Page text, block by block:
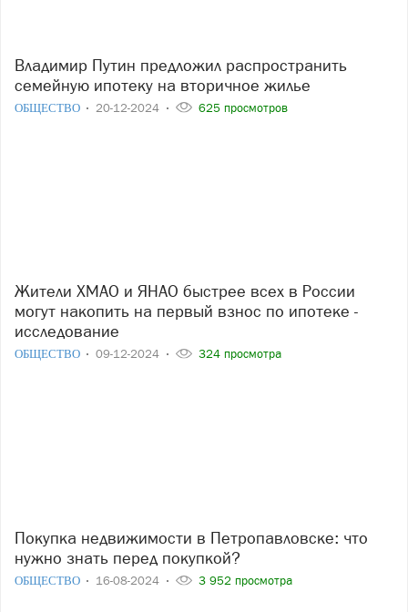
Владимир Путин предложил распространить
семейную ипотеку на вторичное жилье
ОБЩЕСТВО 20-12-2024 625 просмотров
Жители ХМАО и ЯНАО быстрее всех в России
могут накопить на первый взнос по ипотеке -
исследование
ОБЩЕСТВО 09-12-2024 324 просмотра
Покупка недвижимости в Петропавловске: что
нужно знать перед покупкой?
ОБЩЕСТВО 16-08-2024 3 952 просмотра